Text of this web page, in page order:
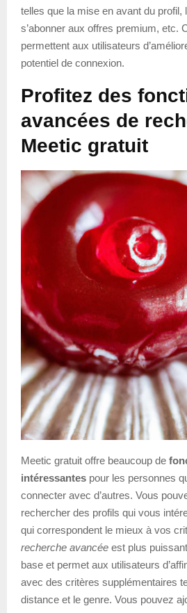
telles que la mise en avant du profil,
s’abonner aux offres premium, etc.
permettent aux utilisateurs
potentiel de connexion.
Profitez des
avancées de
Meetic gratuit
Meetic gratuit offre beaucoup de
intéressantes pour les personnes
connecter avec d’autres. Vous
rechercher des profils qui vous
qui correspondent le mieux à vos
recherche avancée est plus
base et permet aux utilisateurs
avec des critères supplémentaires
distance et le genre. Vous pouvez